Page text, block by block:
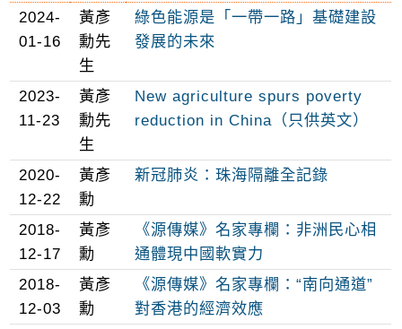
2024-
01-16
黃彥
勳先
生
綠色能源是「一帶一路」基礎建設
發展的未來
2023-
11-23
黃彥
勳先
生
New agriculture spurs poverty
reduction in China（只供英文）
2020-
12-22
黃彥
勳
新冠肺炎：珠海隔離全記錄
2018-
12-17
黃彥
勳
《源傳媒》名家專欄：非洲民心相
通體現中國軟實力
2018-
12-03
黃彥
勳
《源傳媒》名家專欄：“南向通道”
對香港的經濟效應